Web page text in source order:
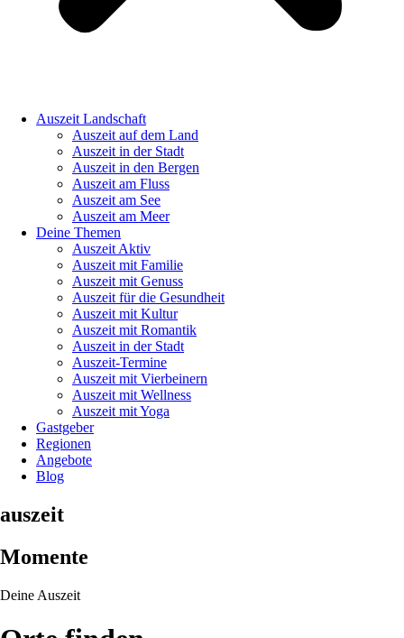
Auszeit Landschaft
Auszeit auf dem Land
Auszeit in der Stadt
Auszeit in den Bergen
Auszeit am Fluss
Auszeit am See
Auszeit am Meer
Deine Themen
Auszeit Aktiv
Auszeit mit Familie
Auszeit mit Genuss
Auszeit für die Gesundheit
Auszeit mit Kultur
Auszeit mit Romantik
Auszeit in der Stadt
Auszeit-Termine
Auszeit mit Vierbeinern
Auszeit mit Wellness
Auszeit mit Yoga
Gastgeber
Regionen
Angebote
Blog
auszeit
Momente
Deine Auszeit